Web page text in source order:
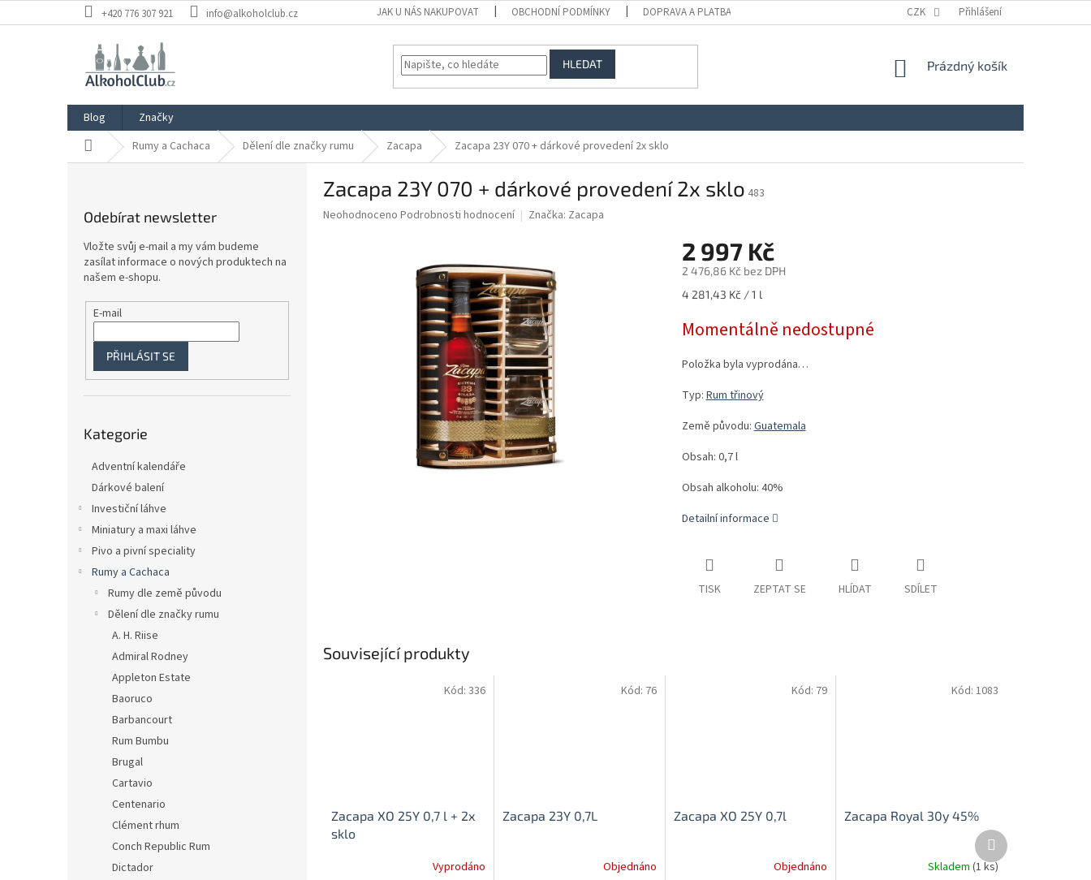
na
+420 776 307 921 info@alkoholclub.cz JAK U NÁS NAKUPOVAT OBCHODNÍ PODMÍNKY DOPRAVA A PLATBA ZÁSADY ZPRACOVÁNÍ A
CZK Přihlášení
HLEDAT
NÁKUPNÍ
Prázdný košík
Blog
Značky
Domů Rumy a Cachaca Dělení dle značky rumu Zacapa Zacapa 23Y 070 + dárkové provedení 2x sklo
Odebírat newsletter
Vložte svůj e-mail a my vám budeme
zasílat informace o nových produktech na
našem e-shopu.
E-mail
PŘIHLÁSIT SE
kategorie
Kategorie
Adventní kalendáře
Dárkové balení
Investiční láhve
Miniatury a maxi láhve
Pivo a pivní speciality
Rumy a Cachaca
Rumy dle země původu
Dělení dle značky rumu
A. H. Riise
Admiral Rodney
Appleton Estate
Baoruco
Barbancourt
Rum Bumbu
Brugal
Cartavio
Centenario
Clément rhum
Conch Republic Rum
Dictador
Zacapa 23Y 070 + dárkové provedení 2x sklo 483
Průměrné
Neohodnoceno Podrobnosti hodnocení Značka: Zacapa
2 997 Kč
2 476,86 Kč bez DPH
Měrná
4 281,43 Kč / 1 l
Momentálně nedostupné
Položka byla vyprodána…
Typ:Rum třinový
Země původu:Guatemala
Obsah: 0,7 l
Obsah alkoholu: 40%
Detailní informace
TISK ZEPTAT SE HLÍDAT SDÍLET
Související produkty
Zacapa XO 25Y 0,7 l + 2x
sklo
Vyprodáno
Kód: 336
Zacapa 23Y 0,7L
Objednáno
Kód: 76
Zacapa XO 25Y 0,7l
Objednáno
Kód: 79
Zacapa Royal 30y 45%
Skladem (1 ks)
Kód: 1083
Další
produkt